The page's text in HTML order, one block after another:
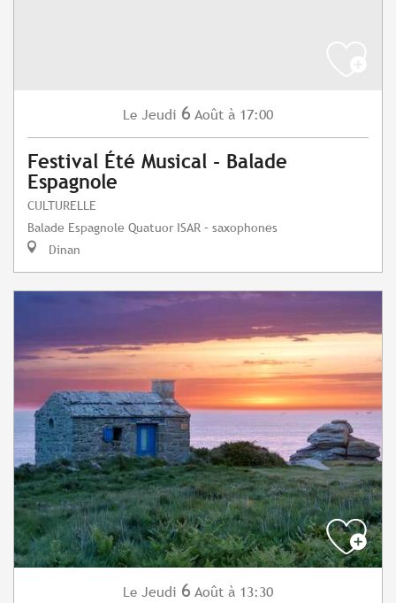
Le Jeudi 6 Août à 17:00
Festival Été Musical - Balade
Espagnole
CULTURELLE
Balade Espagnole Quatuor ISAR – saxophones
Dinan
Le Jeudi 6 Août à 13:30